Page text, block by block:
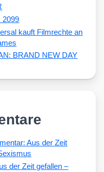
2099
kauft Filmrechte an
BRAND NEW DAY
Aus der Zeit
der Zeit gefallen –